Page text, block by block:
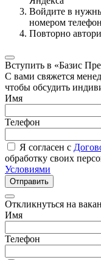
Войдите в
номером
Повторно
Вступить в «Базис
С вами свяжется
чтобы обсудить
Имя
Телефон
Я согласен с
обработку своих
Условиями
Отправить
Откликнуться на
Имя
Телефон